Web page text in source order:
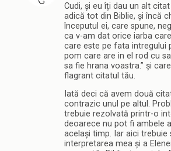
Cudi, și eu îți dau un alt
adică tot din Biblie, și încă
începutul ei, care spune,
ca v-am dat orice iarba
care este pe fata intregului
pom care are in el rod cu
sa fie hrana voastra.” și
flagrant citatul tău.
Iată deci că avem două
contrazic unul pe altul.
trebuie rezolvată printr-o
deoarece nu pot fi ambele
același timp. Iar aici trebuie
interpretarea mea și a